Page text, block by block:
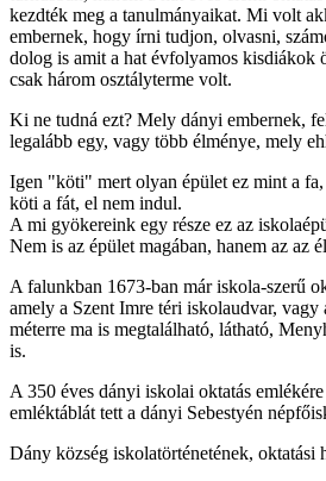
kezdték meg a tanulmányaikat. Mi volt
embernek, hogy írni tudjon, olvasni,
dolog is amit a hat évfolyamos kisdiákok
csak három osztályterme volt.
Ki ne tudná ezt? Mely dányi embernek,
legalább egy, vagy több élménye, mely
Igen "köti" mert olyan épület ez mint a
köti a fát, el nem indul.
A mi gyökereink egy része ez az
Nem is az épület magában, hanem az az
A falunkban 1673-ban már iskola-szerű
amely a Szent Imre téri iskolaudvar, vagy
méterre ma is megtalálható, látható,
is.
A 350 éves dányi iskolai oktatás
emléktáblát tett a dányi Sebestyén
Dány község iskolatörténetének, oktatási